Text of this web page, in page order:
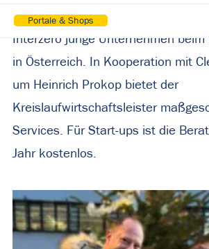
Portale & Shops
Mit einem speziellen Start-up
Interzero junge Unternehmen
in Österreich. In Kooperation mit
um Heinrich Prokop bietet der
Kreislaufwirtschaftsleister
Services. Für Start-ups ist die
Jahr kostenlos.